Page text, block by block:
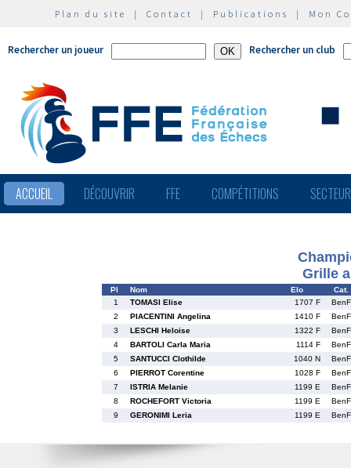
Plan du site | Contact | Publications | Mon
Rechercher un joueur Rechercher un club
ACCUEIL DÉCOUVRIR FFE COMPÉTITIONS
Grille
Pl Nom Elo
Cat.
1
TOMASI Elise 1707 F
BenF
2
PIACENTINI Angelina 1410 F
BenF
3
LESCHI Heloise 1322 F
BenF
4
BARTOLI Carla Maria 1114 F
BenF
5
SANTUCCI Clothilde 1040 N
BenF
6
PIERROT Corentine 1028 F
BenF
7
ISTRIA Melanie 1199 E
BenF
8
ROCHEFORT Victoria 1199 E
BenF
9
GERONIMI Leria 1199 E BenF